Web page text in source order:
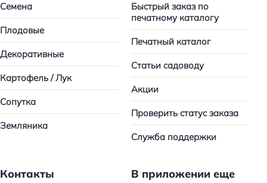
Семена
Плодовые
Декоративные
Картофель / Лук
Сопутка
Земляника
Быстрый заказ по
печатному каталогу
Печатный каталог
Статьи садоводу
Акции
Проверить статус заказа
Служба поддержки
Контакты
В приложении еще